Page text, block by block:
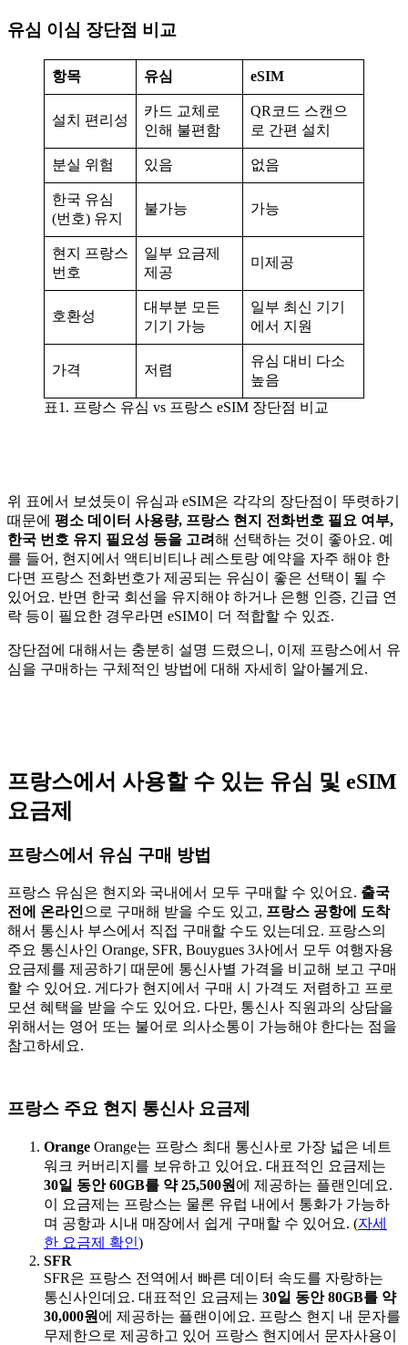
유심 이심 장단점 비교
항목 유심 eSIM
설치 편리성
카드 교체로
인해 불편함
QR코드 스캔으
로 간편 설치
분실 위험 있음 없음
한국 유심
(번호) 유지
불가능 가능
현지 프랑스
번호
일부 요금제
제공
미제공
호환성
대부분 모든
기기 가능
일부 최신 기기
에서 지원
가격 저렴
유심 대비 다소
높음
표1. 프랑스 유심 vs 프랑스 eSIM 장단점 비교
위 표에서 보셨듯이 유심과 eSIM은 각각의 장단점이 뚜렷하기
때문에 평소 데이터 사용량, 프랑스 현지 전화번호 필요 여부,
한국 번호 유지 필요성 등을 고려해 선택하는 것이 좋아요. 예
를 들어, 현지에서 액티비티나 레스토랑 예약을 자주 해야 한
다면 프랑스 전화번호가 제공되는 유심이 좋은 선택이 될 수
있어요. 반면 한국 회선을 유지해야 하거나 은행 인증, 긴급 연
락 등이 필요한 경우라면 eSIM이 더 적합할 수 있죠.
장단점에 대해서는 충분히 설명 드렸으니, 이제 프랑스에서 유
심을 구매하는 구체적인 방법에 대해 자세히 알아볼게요.
프랑스에서 사용할 수 있는 유심 및 eSIM
요금제
프랑스에서 유심 구매 방법
프랑스 유심은 현지와 국내에서 모두 구매할 수 있어요. 출국
전에 온라인 으로 구매해 받을 수도 있고, 프랑스 공항에 도착
해서 통신사 부스에서 직접 구매할 수도 있는데요. 프랑스의
주요 통신사인 Orange, SFR, Bouygues 3사에서 모두 여행자용
요금제를 제공하기 때문에 통신사별 가격을 비교해 보고 구매
할 수 있어요. 게다가 현지에서 구매 시 가격도 저렴하고 프로
모션 혜택을 받을 수도 있어요. 다만, 통신사 직원과의 상담을
위해서는 영어 또는 불어로 의사소통이 가능해야 한다는 점을
참고하세요.
프랑스 주요 현지 통신사 요금제
Orange Orange는 프랑스 최대 통신사로 가장 넓은 네트
워크 커버리지를 보유하고 있어요. 대표적인 요금제는
30일 동안 60GB를 약 25,500원 에 제공하는 플랜인데요.
이 요금제는 프랑스는 물론 유럽 내에서 통화가 가능하
며 공항과 시내 매장에서 쉽게 구매할 수 있어요. (자세
한 요금제 확인)
SFR
SFR은 프랑스 전역에서 빠른 데이터 속도를 자랑하는
통신사인데요. 대표적인 요금제는 30일 동안 80GB를 약
30,000원 에 제공하는 플랜이에요. 프랑스 현지 내 문자를
무제한으로 제공하고 있어 프랑스 현지에서 문자사용이